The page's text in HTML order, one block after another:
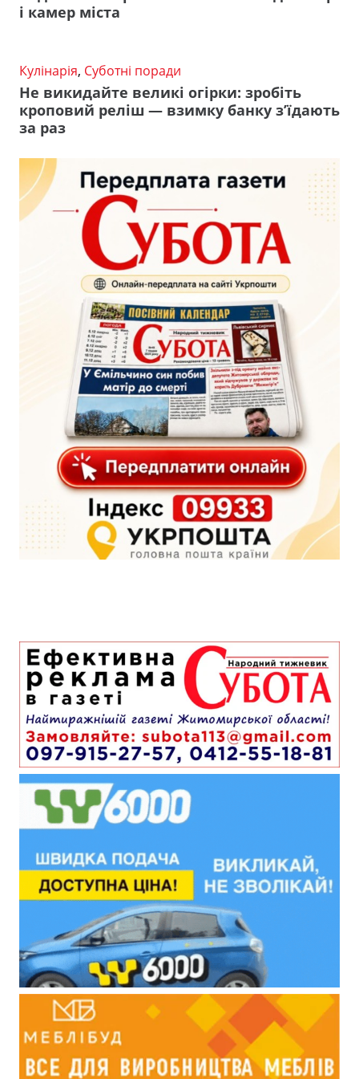
і камер міста
Кулінарія, Суботні поради
Не викидайте великі огірки: зробіть
кроповий реліш — взимку банку з’їдають
за раз